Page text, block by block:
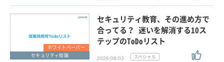
ホワイトペーパー
セキュリティ総論
セキュリティ教育、その進め方で
合ってる？ 迷いを解消する10ス
テップのToDoリスト
2026/08/03